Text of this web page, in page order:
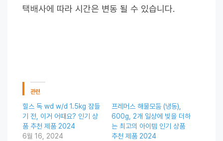
택배사에 따라 시간은 변동 될 수 있습니다.
관련
힐스 독 wd w/d 1.5kg 잠들
기 전, 이거 어때요? 인기 상
품 추천 제품 2024
6월 16, 2024
프레머스 해물모둠 (냉동),
600g, 2개 일상에 빛을 더하
는 최고의 아이템 인기 상품
추천 제품 2024